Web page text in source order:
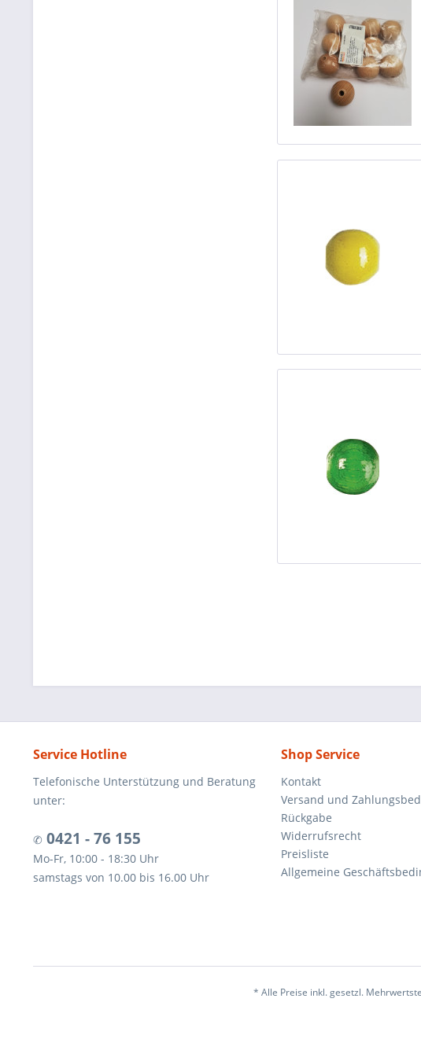
Service Hotline
Telefonische Unterstützung und Beratung
unter:
✆ 0421 - 76 155
Mo-Fr, 10:00 - 18:30 Uhr
samstags von 10.00 bis 16.00 Uhr
Shop Service
Kontakt
Versand und
Rückgabe
Widerrufsrecht
Preisliste
Allgemeine
* Alle Preise inkl. gesetzl.